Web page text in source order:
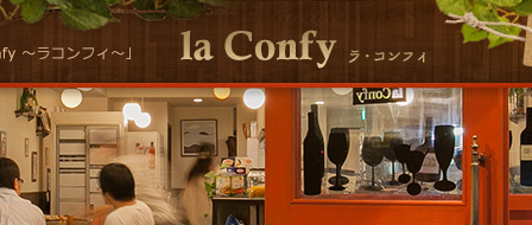
自然派イタリアン la Confyの
Staff Blog
大阪福島にある美味しくヘルシーな自
然派イタリアンla Conｆｙ （ラ・コン
フィ）の最新情報をお届けします！